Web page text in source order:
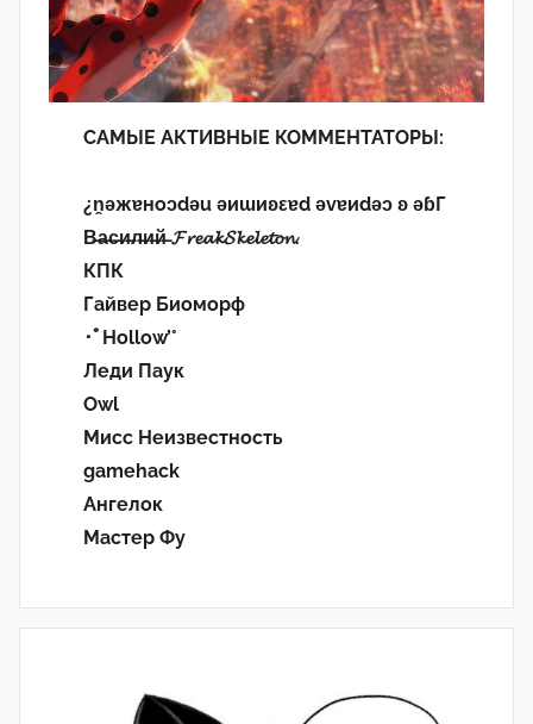
САМЫЕ АКТИВНЫЕ КОММЕНТАТОРЫ:
¿n̯ǝжɐноɔdǝu ǝиɯиʚεɐd ǝvɐиdǝɔ ʚ ǝɓГ
В̶а̶с̶и̶л̶и̶й̶ 𝓕𝓻𝓮𝓪𝓴𝓢𝓴𝓮𝓵𝓮𝓽𝓸𝓷.
КПК
Гайвер Биоморф
･ﾟHollow’°
Леди Паук
Owl
Мисс Неизвестность
gamehack
Ангелок
Мастер Фу